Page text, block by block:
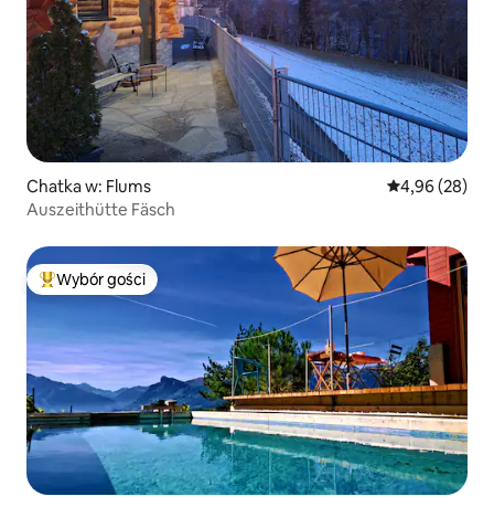
Chatka w: Flums Średnia
4,96 (28)
Auszeithütte Fäsch
Najpopularniejsze z kategorii Wybór gości
Wybór gości